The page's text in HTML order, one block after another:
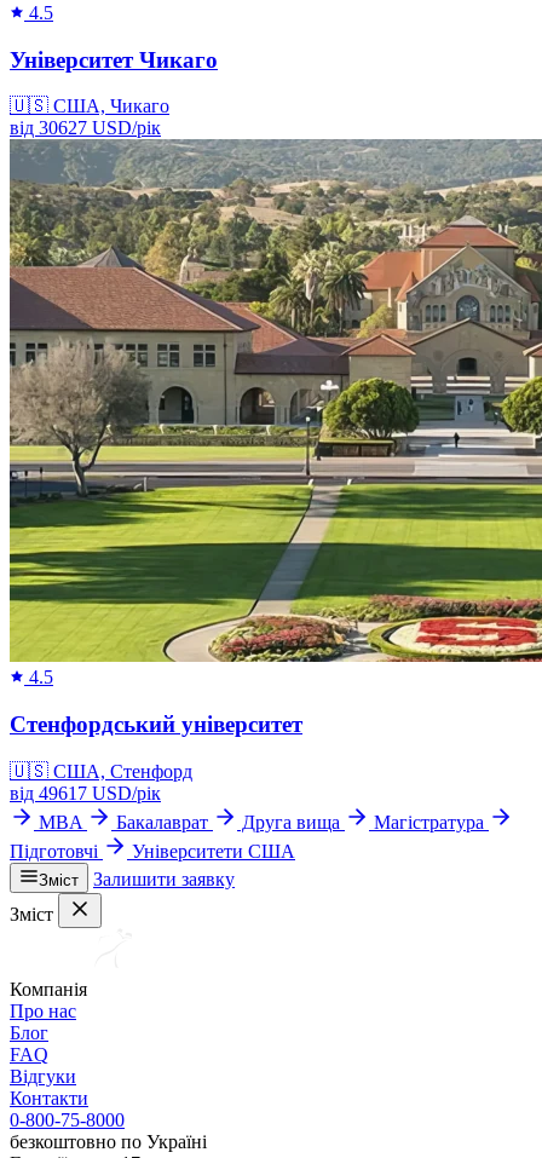
4.5
Університет Чикаго
🇺🇸 США, Чикаго
від 30627 USD/рік
4.5
Стенфордський університет
🇺🇸 США, Стенфорд
від 49617 USD/рік
MBA
Бакалаврат Друга вища
Магістратура
Підготовчі
Університети США
Зміст
Залишити заявку
Зміст
Компанія
Про нас
Блог
FAQ
Відгуки
Контакти
0-800-75-8000
безкоштовно по Україні